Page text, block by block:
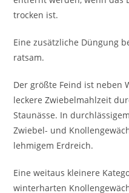
trocken ist.
Eine zusätzliche Düngung
ratsam.
Der größte Feind ist neben
leckere Zwiebelmahlzeit
Staunässe. In
Zwiebel- und
lehmigem Erdreich.
Eine weitaus kleinere
winterharten